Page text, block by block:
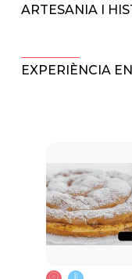
ARTESANIA I
EXPERIÈNCIA